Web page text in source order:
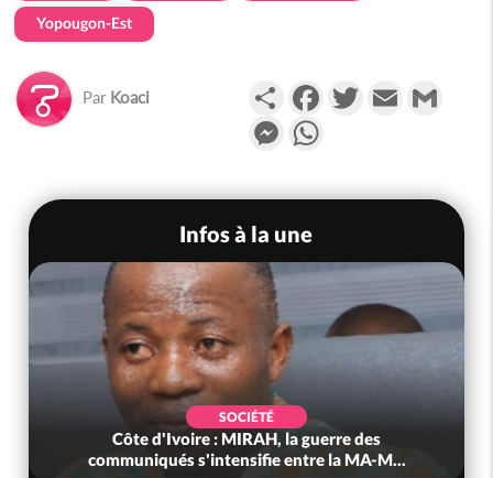
Yopougon-Est
Par Koaci PartagerFacebookTwitterEmail
Messenger
Infos à la une
SOCIÉTÉ
Côte d'Ivoire : MIRAH, la guerre des
communiqués s'intensifie entre la MA-M...